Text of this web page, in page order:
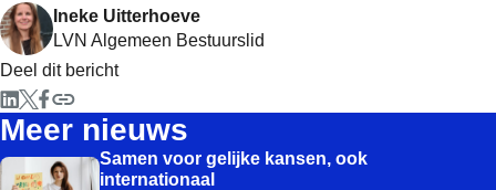
Ineke Uitterhoeve
LVN Algemeen Bestuurslid
Deel dit bericht
Meer nieuws
Samen voor gelijke kansen, ook
internationaal